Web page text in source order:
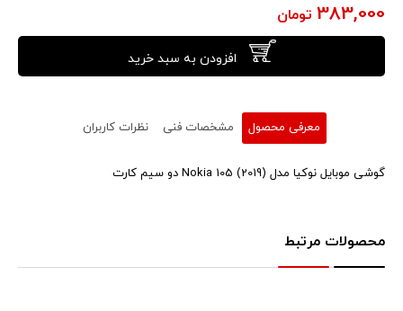
383,000 تومان
معرفی محصول مشخصات فنی نظرات کاربران
گوشی موبایل نوکیا مدل (2019) Nokia 105 دو سیم کارت
محصولات مرتبط